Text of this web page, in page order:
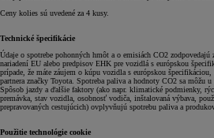
Ceny kolies sú uvedené za 4 kusy.
Technické špecifikácie
Údaje o spotrebe pohonných hmôt a o emisiách CO2
nariadení EU alebo predpisov EHK pre vozidlá s európskou
prípade, že máte záujem o kúpu vozidla s európskou
partnera značky Toyota. Spotreba paliva a hodnoty CO2 sa môžu
Spôsob jazdy a ďalšie faktory (ako napr. klimatické podmienky,
premávka, stav vozidla, osobnosť vodiča, inštalovaná výbava,
prepravovaných cestujúcich) ovplyvňujú spotrebu paliva a
Použitie technológie cookie